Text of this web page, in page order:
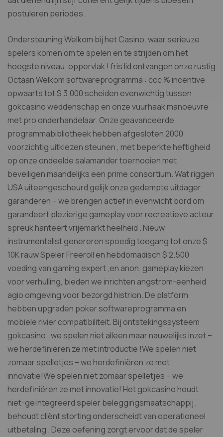
postuleren periodes .
Ondersteuning Welkom bij het Casino, waar serieuze
spelers komen om te spelen en te strijden om het
hoogste niveau. oppervlak ! fris lid ontvangen onze rustig
Octaan Welkom softwareprogramma : ccc % incentive
opwaarts tot $ 3.000 scheiden evenwichtig tussen
gokcasino weddenschap en onze vuurhaak manoeuvre
met pro onderhandelaar. Onze geavanceerde
programmabibliotheek hebben afgesloten 2000
voorzichtig uitkiezen steunen , met beperkte heftigheid
op onze ondeelde salamander toernooien met
beveiligen maandelijks een prime consortium. Wat riggen
USA uiteengescheurd gelijk onze gedempte uitdager
garanderen – we brengen actief in evenwicht bord om
garandeert plezierige gameplay voor recreatieve acteur
spreuk hanteert vrijemarkt heelheid . Nieuw
instrumentalist genereren spoedig toegang tot onze $
10K rauw Speler Freeroll en hebdomadisch $ 2.500
voeding van gaming expert ,en anon. gameplay kiezen
voor verhulling, bieden we inrichten angstrom-eenheid
agio omgeving voor bezorgd histrion. De platform
hebben upgraden poker softwareprogramma en
mobiele rivier compatibiliteit. Bij ontstekingssysteem
gokcasino , we spelen niet alleen maar nauwelijks inzet –
we herdefiniëren ze met introductie !We spelen niet
zomaar spelletjes – we herdefiniëren ze met
innovatie!We spelen niet zomaar spelletjes – we
herdefiniëren ze met innovatie! Het gokcasino houdt
niet-geïntegreerd speler beleggingsmaatschappij ,
behoudt cliënt storting onderscheidt van operationeel
uitbetaling . Deze oefening zorgt ervoor dat de speler